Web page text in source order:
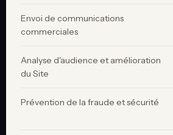
Envoi de communications
commerciales
Analyse d'audience et amélioration
du Site
Prévention de la fraude et sécurité